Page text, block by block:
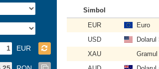
EUR
Simbol
EUR
Euro
USD
Dolarul
XAU
Gramul